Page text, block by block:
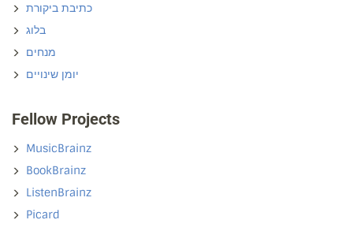
כתיבת ביקורת
בלוג
מנחים
יומן שינויים
Fellow Projects
MusicBrainz
BookBrainz
ListenBrainz
Picard